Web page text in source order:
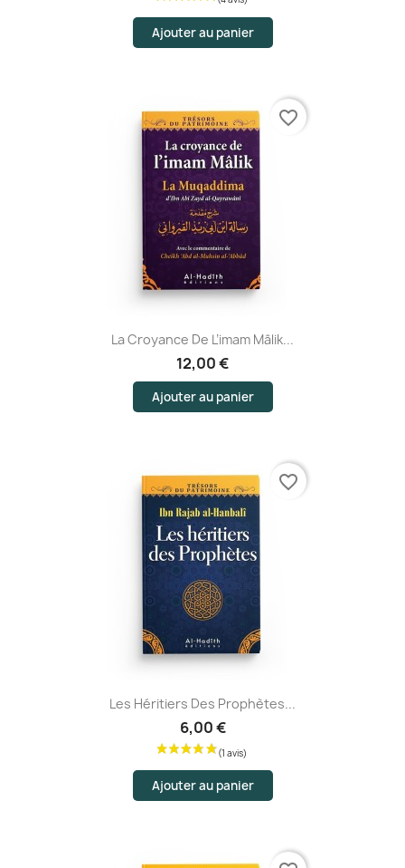
Ajouter au panier
La Croyance De L’imam Mâlik...
12,00 €
Ajouter au panier
favorite_border
Les Héritiers Des Prophètes...
6,00 €
Ajouter au panier
favorite_border